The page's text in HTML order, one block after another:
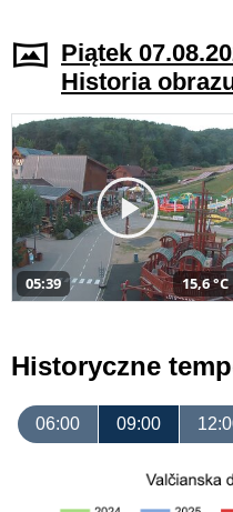
Piątek
Historia
05:39 15,6 °C
Historyczne
06:00 09:00